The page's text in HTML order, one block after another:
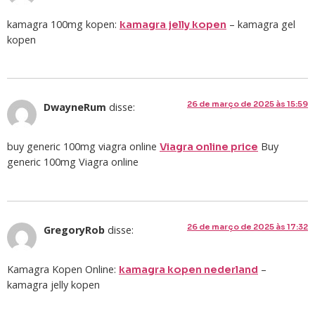
kamagra 100mg kopen: kamagra jelly kopen – kamagra gel
kopen
DwayneRum disse: 26 de março de 2025 às 15:59
buy generic 100mg viagra online Viagra online price Buy
generic 100mg Viagra online
GregoryRob disse: 26 de março de 2025 às 17:32
Kamagra Kopen Online: kamagra kopen nederland –
kamagra jelly kopen